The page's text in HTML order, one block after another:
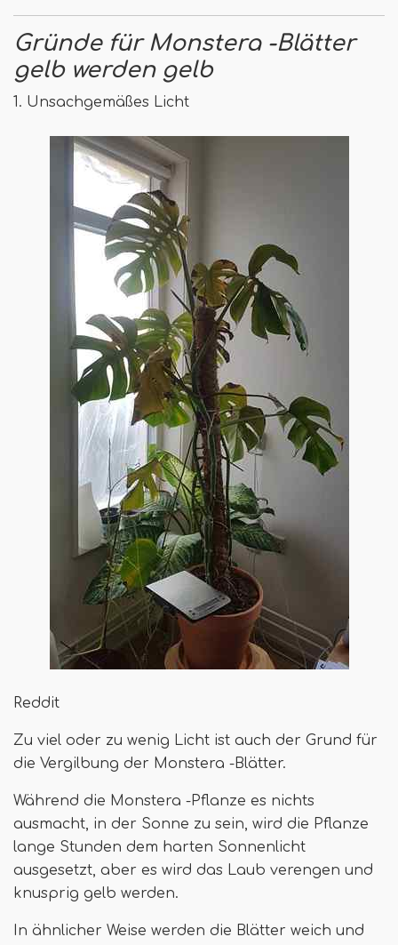
Gründe für Monstera -Blätter
gelb werden gelb
1. Unsachgemäßes Licht
Reddit
Zu viel oder zu wenig Licht ist auch der Grund für
die Vergilbung der Monstera -Blätter.
Während die Monstera -Pflanze es nichts
ausmacht, in der Sonne zu sein, wird die Pflanze
lange Stunden dem harten Sonnenlicht
ausgesetzt, aber es wird das Laub verengen und
knusprig gelb werden.
In ähnlicher Weise werden die Blätter weich und